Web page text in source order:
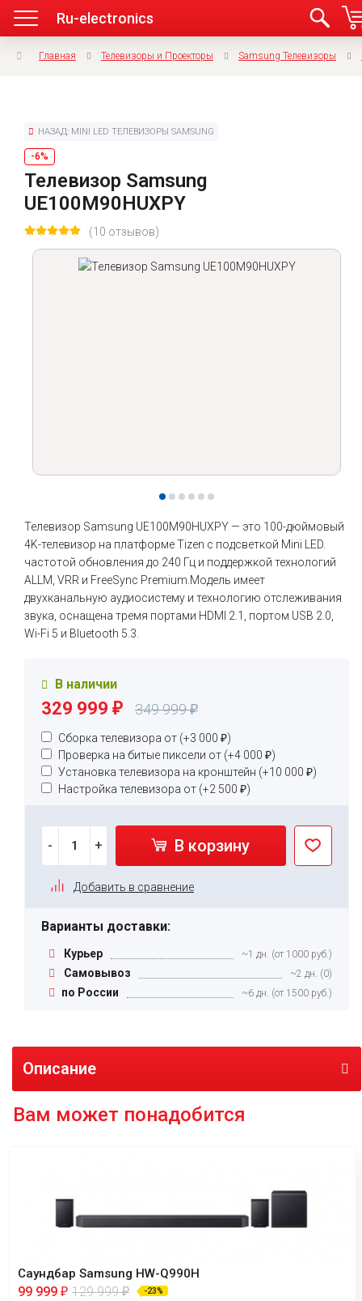
Ru-electronics
Главная Телевизоры и Проекторы Samsung Телевизоры
НАЗАД: MINI LED ТЕЛЕВИЗОРЫ SAMSUNG
-6%
Телевизор Samsung
UE100M90HUXPY
(10 отзывов)
Телевизор Samsung UE100M90HUXPY — это 100-дюймовый
4K-телевизор на платформе Tizen с подсветкой Mini LED.
частотой обновления до 240 Гц и поддержкой технологий
ALLM, VRR и FreeSync Premium.Модель имеет
двухканальную аудиосистему и технологию отслеживания
звука, оснащена тремя портами HDMI 2.1, портом USB 2.0,
Wi-Fi 5 и Bluetooth 5.3.
В наличии
329 999 ₽ 349 999₽
Сборка телевизора от (+3 000 ₽)
Проверка на битые пиксели от (+4 000 ₽)
Установка телевизора на кронштейн (+10 000 ₽)
Настройка телевизора от (+2 500 ₽)
- + В корзину
Добавить в сравнение
Варианты доставки:
Курьер ~1 дн. (от 1000 руб.)
Самовывоз ~2 дн. (0)
по России ~6 дн. (от 1500 руб.)
Описание
Вам может понадобится
Саундбар Samsung HW-Q990H
99 999 ₽ 129 999₽ -23%